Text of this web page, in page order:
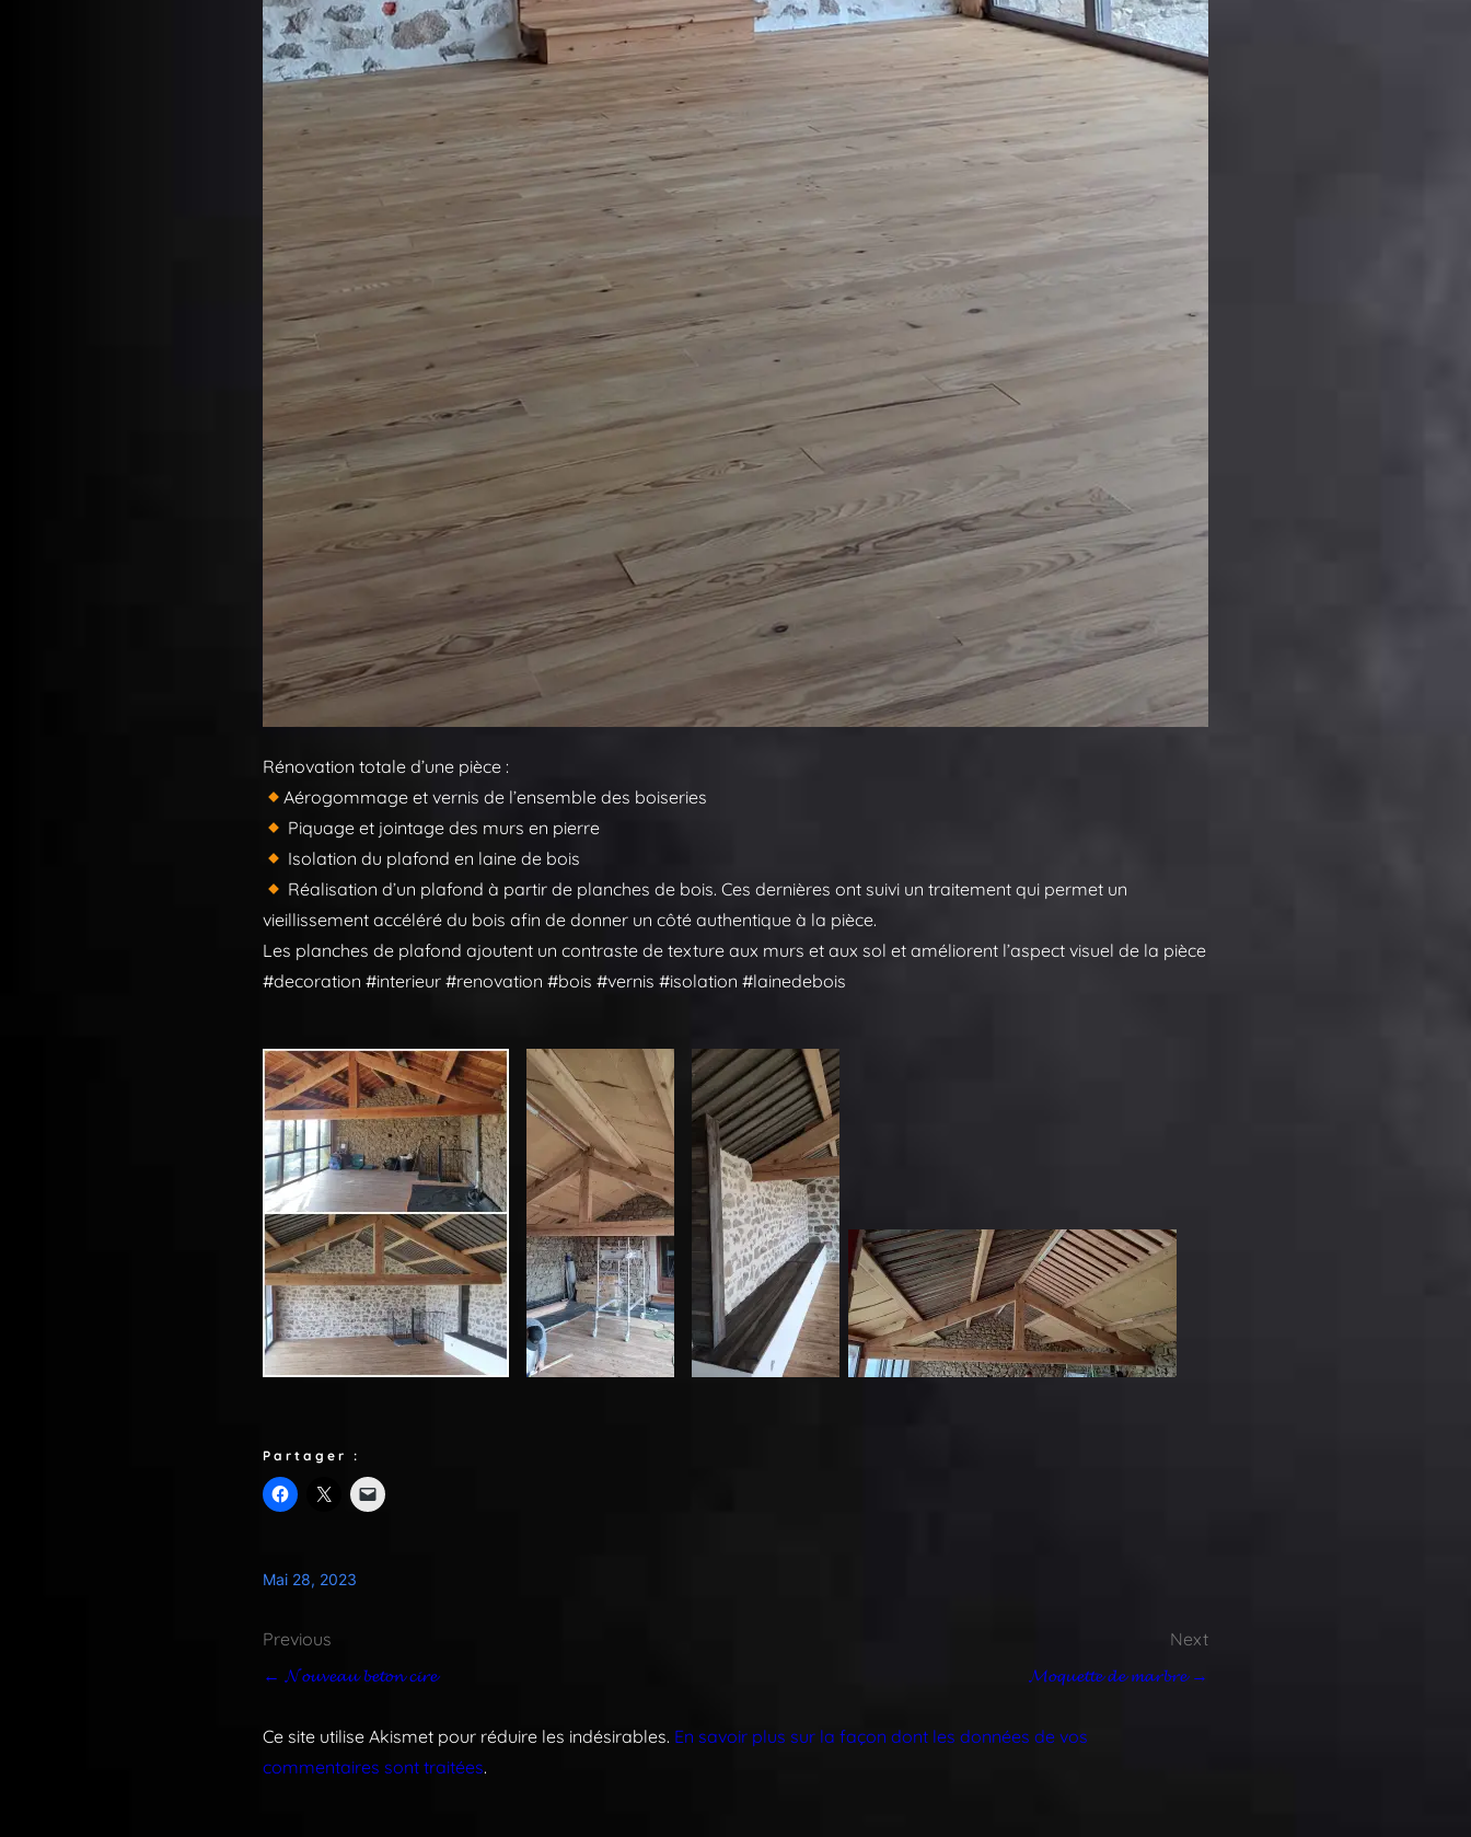
Rénovation totale d’une pièce :
Aérogommage et vernis de l’ensemble des boiseries
Piquage et jointage des murs en pierre
Isolation du plafond en laine de bois
Réalisation d’un plafond à partir de planches de bois. Ces dernières ont suivi un traitement qui permet un
vieillissement accéléré du bois afin de donner un côté authentique à la pièce.
Les planches de plafond ajoutent un contraste de texture aux murs et aux sol et améliorent l’aspect visuel de la pièce
#decoration #interieur #renovation #bois #vernis #isolation #lainedebois
Partager :
Mai 28, 2023
Previous
← 𝓝𝓸𝓾𝓿𝓮𝓪𝓾 𝓫𝓮𝓽𝓸𝓷 𝓬𝓲𝓻𝓮
Next
𝓜𝓸𝓺𝓾𝓮𝓽𝓽𝓮 𝓭𝓮 𝓶𝓪𝓻𝓫𝓻𝓮 →
Ce site utilise Akismet pour réduire les indésirables. En savoir plus sur la façon dont les données de vos
commentaires sont traitées.